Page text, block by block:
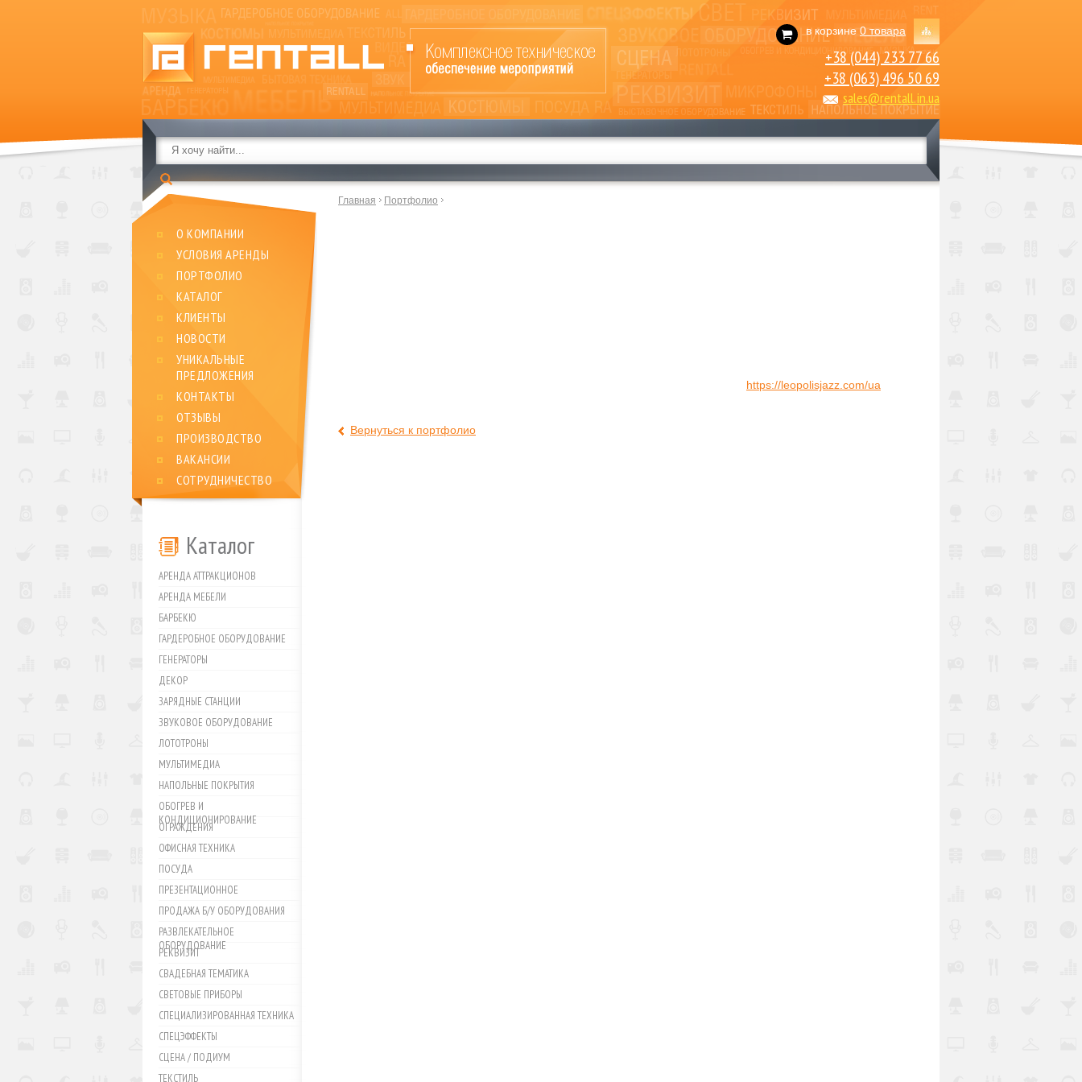
в корзине0 товара
+38 (044) 233 77 66
+38 (063) 496 50 69
sales@rentall.in.ua
О КОМПАНИИ
УСЛОВИЯ АРЕНДЫ
ПОРТФОЛИО
КАТАЛОГ
КЛИЕНТЫ
НОВОСТИ
УНИКАЛЬНЫЕ
ПРЕДЛОЖЕНИЯ
КОНТАКТЫ
ОТЗЫВЫ
ПРОИЗВОДСТВО
ВАКАНСИИ
СОТРУДНИЧЕСТВО
Каталог
АРЕНДА АТТРАКЦИОНОВ
АРЕНДА МЕБЕЛИ
БАРБЕКЮ
ГАРДЕРОБНОЕ ОБОРУДОВАНИЕ
ГЕНЕРАТОРЫ
ДЕКОР
ЗАРЯДНЫЕ СТАНЦИИ
ЗВУКОВОЕ ОБОРУДОВАНИЕ
ЛОТОТРОНЫ
МУЛЬТИМЕДИА
НАПОЛЬНЫЕ ПОКРЫТИЯ
ОБОГРЕВ И
КОНДИЦИОНИРОВАНИЕ
ОГРАЖДЕНИЯ
ОФИСНАЯ ТЕХНИКА
ПОСУДА
ПРЕЗЕНТАЦИОННОЕ
ПРОДАЖА Б/У ОБОРУДОВАНИЯ
РАЗВЛЕКАТЕЛЬНОЕ
ОБОРУДОВАНИЕ
РЕКВИЗИТ
СВАДЕБНАЯ ТЕМАТИКА
СВЕТОВЫЕ ПРИБОРЫ
СПЕЦИАЛИЗИРОВАННАЯ ТЕХНИКА
СПЕЦЭФФЕКТЫ
СЦЕНА / ПОДИУМ
ТЕКСТИЛЬ
Главная Портфолио
https://leopolisjazz.com/ua
Вернуться к портфолио